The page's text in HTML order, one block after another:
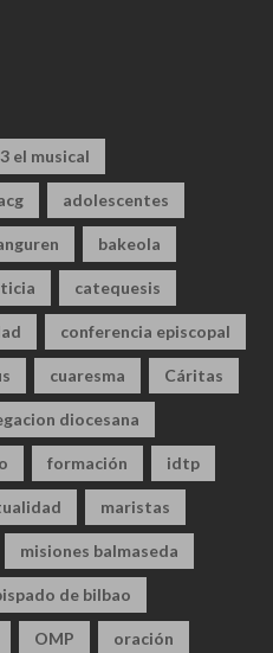
el musical
adolescentes
bakeola
catequesis
conferencia episcopal
cuaresma Cáritas
diocesana
formación idtp
maristas
misiones balmaseda
de bilbao
OMP oración